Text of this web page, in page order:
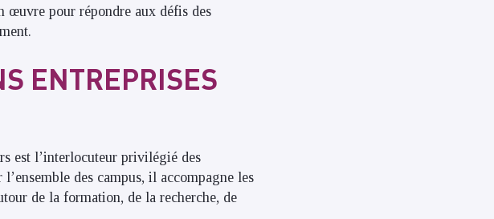
œuvre pour répondre aux défis des
ENTREPRISES
est l’interlocuteur privilégié des
des campus, il accompagne les
de la formation, de la recherche, de